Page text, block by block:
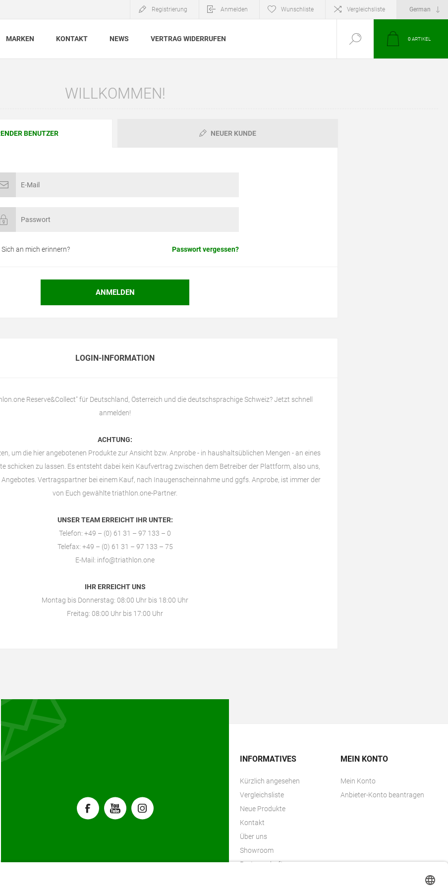
Registrierung Anmelden Wunschliste Vergleichsliste
MARKEN KONTAKT NEWS VERTRAG WIDERRUFEN 0 ARTIKEL
WILLKOMMEN!
BENUTZER NEUER KUNDE
Sich an mich erinnern? Passwort vergessen?
LOGIN-INFORMATION
Reserve&Collect" für Deutschland, Österreich und die deutschsprachige Schweiz? Jetzt schnell
anmelden!
ACHTUNG:
um die hier angebotenen Produkte zur Ansicht bzw. Anprobe - in haushaltsüblichen Mengen - an eines
schicken zu lassen. Es entsteht dabei kein Kaufvertrag zwischen dem Betreiber der Plattform, also uns,
Vertragspartner bei einem Kauf, nach Inaugenscheinnahme und ggfs. Anprobe, ist immer der
von Euch gewähltetriathlon.one-Partner.
UNSER TEAM ERREICHT IHR UNTER:
Telefon: +49 – (0) 61 31 – 97 133 – 0
Telefax: +49 – (0) 61 31 – 97 133 – 75
E-Mail: info@triathlon.one
IHR ERREICHT UNS
Montag bis Donnerstag: 08:00 Uhr bis 18:00 Uhr
Freitag: 08:00 Uhr bis 17:00 Uhr
INFORMATIVES
Kürzlich angesehen
Vergleichsliste
Neue Produkte
Kontakt
Über uns
Showroom
Partnerschaften
MEIN KONTO
Mein Konto
Anbieter-Konto beantragen